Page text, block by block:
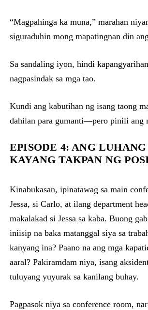
“Magpahinga ka muna,” marahan
siguraduhin mong mapatingnan din
Sa sandaling iyon, hindi
nagpasindak sa mga tao.
Kundi ang kabutihan ng isang taong
dahilan para gumanti—pero pinili ang
EPISODE 4: ANG
KAYANG TAKPAN NG
Kinabukasan, ipinatawag sa main
Jessa, si Carlo, at ilang department
makalakad si Jessa sa kaba. Buong
iniisip na baka matanggal siya sa
kanyang ina? Paano na ang mga
aaral? Pakiramdam niya, isang
tuluyang yuyurak sa kanilang buhay.
Pagpasok niya sa conference room,